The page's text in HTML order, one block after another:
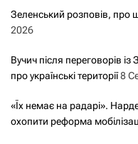
Зеленський розповів, про
2026
Вучич після переговорів
про українські території8
«Їх немає на радарі».
охопити реформа